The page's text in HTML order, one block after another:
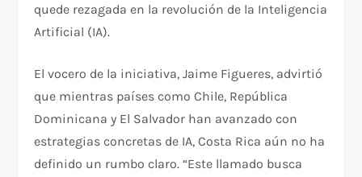
quede rezagada en la revolución de la Inteligencia
Artificial (IA).
El vocero de la iniciativa, Jaime Figueres, advirtió
que mientras países como Chile, República
Dominicana y El Salvador han avanzado con
estrategias concretas de IA, Costa Rica aún no ha
definido un rumbo claro. “Este llamado busca